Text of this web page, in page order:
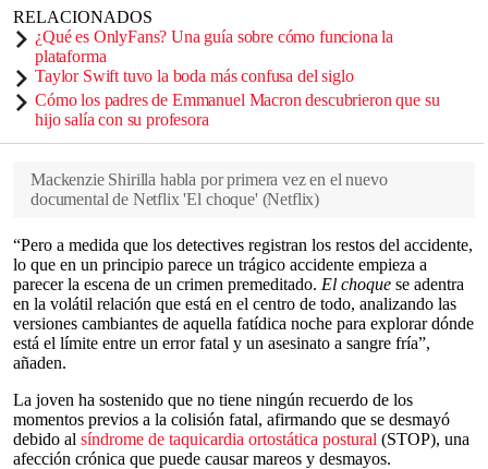
RELACIONADOS
¿Qué es OnlyFans? Una guía sobre cómo funciona la
plataforma
Taylor Swift tuvo la boda más confusa del siglo
Cómo los padres de Emmanuel Macron descubrieron que su
hijo salía con su profesora
Mackenzie Shirilla habla por primera vez en el nuevo
documental de Netflix 'El choque' (Netflix)
“Pero a medida que los detectives registran los restos del accidente,
lo que en un principio parece un trágico accidente empieza a
parecer la escena de un crimen premeditado. El choque se adentra
en la volátil relación que está en el centro de todo, analizando las
versiones cambiantes de aquella fatídica noche para explorar dónde
está el límite entre un error fatal y un asesinato a sangre fría”,
añaden.
La joven ha sostenido que no tiene ningún recuerdo de los
momentos previos a la colisión fatal, afirmando que se desmayó
debido al síndrome de taquicardia ortostática postural (STOP), una
afección crónica que puede causar mareos y desmayos.